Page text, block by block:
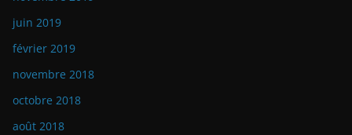
juin 2019
février 2019
novembre 2018
octobre 2018
août 2018